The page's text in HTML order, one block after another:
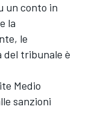
un conto in
la
le
del tribunale è
Medio
sanzioni